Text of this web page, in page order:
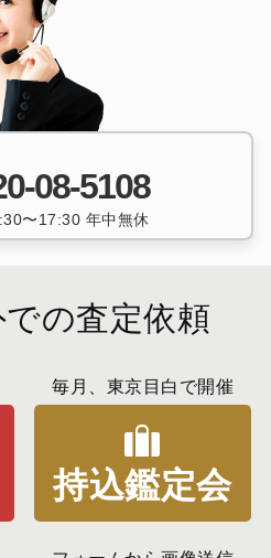
08-5108
〜17:30 年中無休
の査定依頼
毎月、東京目白で開催
持込鑑定会